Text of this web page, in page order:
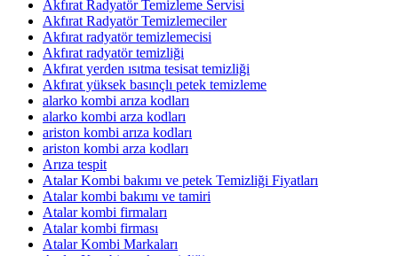
Akfırat Radyatör Temizleme Servisi
Akfırat Radyatör Temizlemeciler
Akfırat radyatör temizlemecisi
Akfırat radyatör temizliği
Akfırat yerden ısıtma tesisat temizliği
Akfırat yüksek basınçlı petek temizleme
alarko kombi arıza kodları
alarko kombi arza kodları
ariston kombi arıza kodları
ariston kombi arza kodları
Arıza tespit
Atalar Kombi bakımı ve petek Temizliği Fiyatları
Atalar kombi bakımı ve tamiri
Atalar kombi firmaları
Atalar kombi firması
Atalar Kombi Markaları